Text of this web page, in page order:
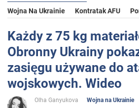
Sport
Rozrywka
Życie
Wojna Na Ukrainie Kontratak AFU
Każdy z 75 kg
Obronny Ukrainy
zasięgu używane do
wojskowych. Wideo
Olha Ganyukova
Wojna na Ukrainie